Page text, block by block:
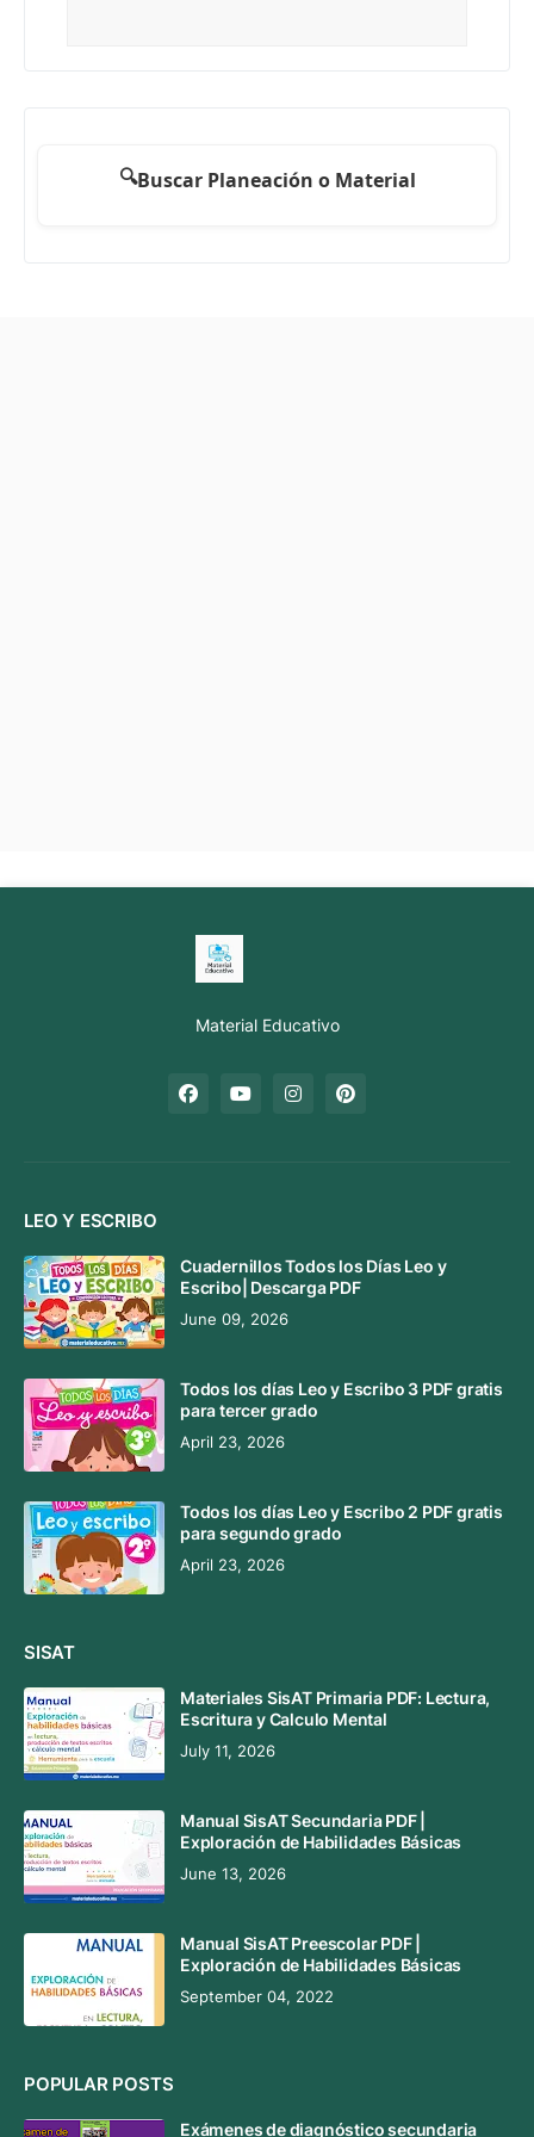
🔍Buscar Planeación o Material
Material Educativo
LEO Y ESCRIBO
Cuadernillos Todos los Días Leo y
Escribo| Descarga PDF
June 09, 2026
Todos los días Leo y Escribo 3 PDF gratis
para tercer grado
April 23, 2026
Todos los días Leo y Escribo 2 PDF gratis
para segundo grado
April 23, 2026
SISAT
Materiales SisAT Primaria PDF: Lectura,
Escritura y Calculo Mental
July 11, 2026
Manual SisAT Secundaria PDF |
Exploración de Habilidades Básicas
June 13, 2026
Manual SisAT Preescolar PDF |
Exploración de Habilidades Básicas
September 04, 2022
POPULAR POSTS
Exámenes de diagnóstico secundaria